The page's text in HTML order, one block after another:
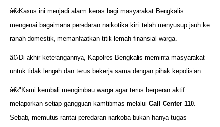
â€‹Kasus ini menjadi alarm keras bagi masyarakat Bengkalis
mengenai bagaimana peredaran narkotika kini telah menyusup jauh ke
ranah domestik, memanfaatkan titik lemah finansial warga.
â€‹Di akhir keterangannya, Kapolres Bengkalis meminta masyarakat
untuk tidak lengah dan terus bekerja sama dengan pihak kepolisian.
â€‹"Kami kembali mengimbau warga agar terus berperan aktif
melaporkan setiap gangguan kamtibmas melalui Call Center 110.
Sebab, memutus rantai peredaran narkoba bukan hanya tugas